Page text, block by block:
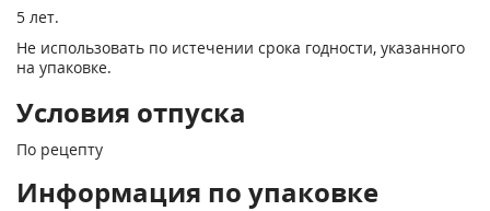
5 лет.
Не использовать по истечении срока годности, указанного
на упаковке.
Условия отпуска
По рецепту
Информация по упаковке